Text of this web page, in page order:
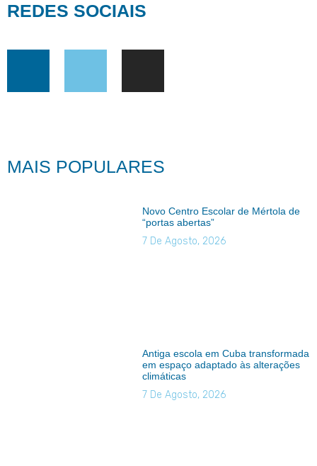
REDES SOCIAIS
MAIS POPULARES
Novo Centro Escolar de Mértola de
“portas abertas”
7 De Agosto, 2026
Antiga escola em Cuba transformada
em espaço adaptado às alterações
climáticas
7 De Agosto, 2026